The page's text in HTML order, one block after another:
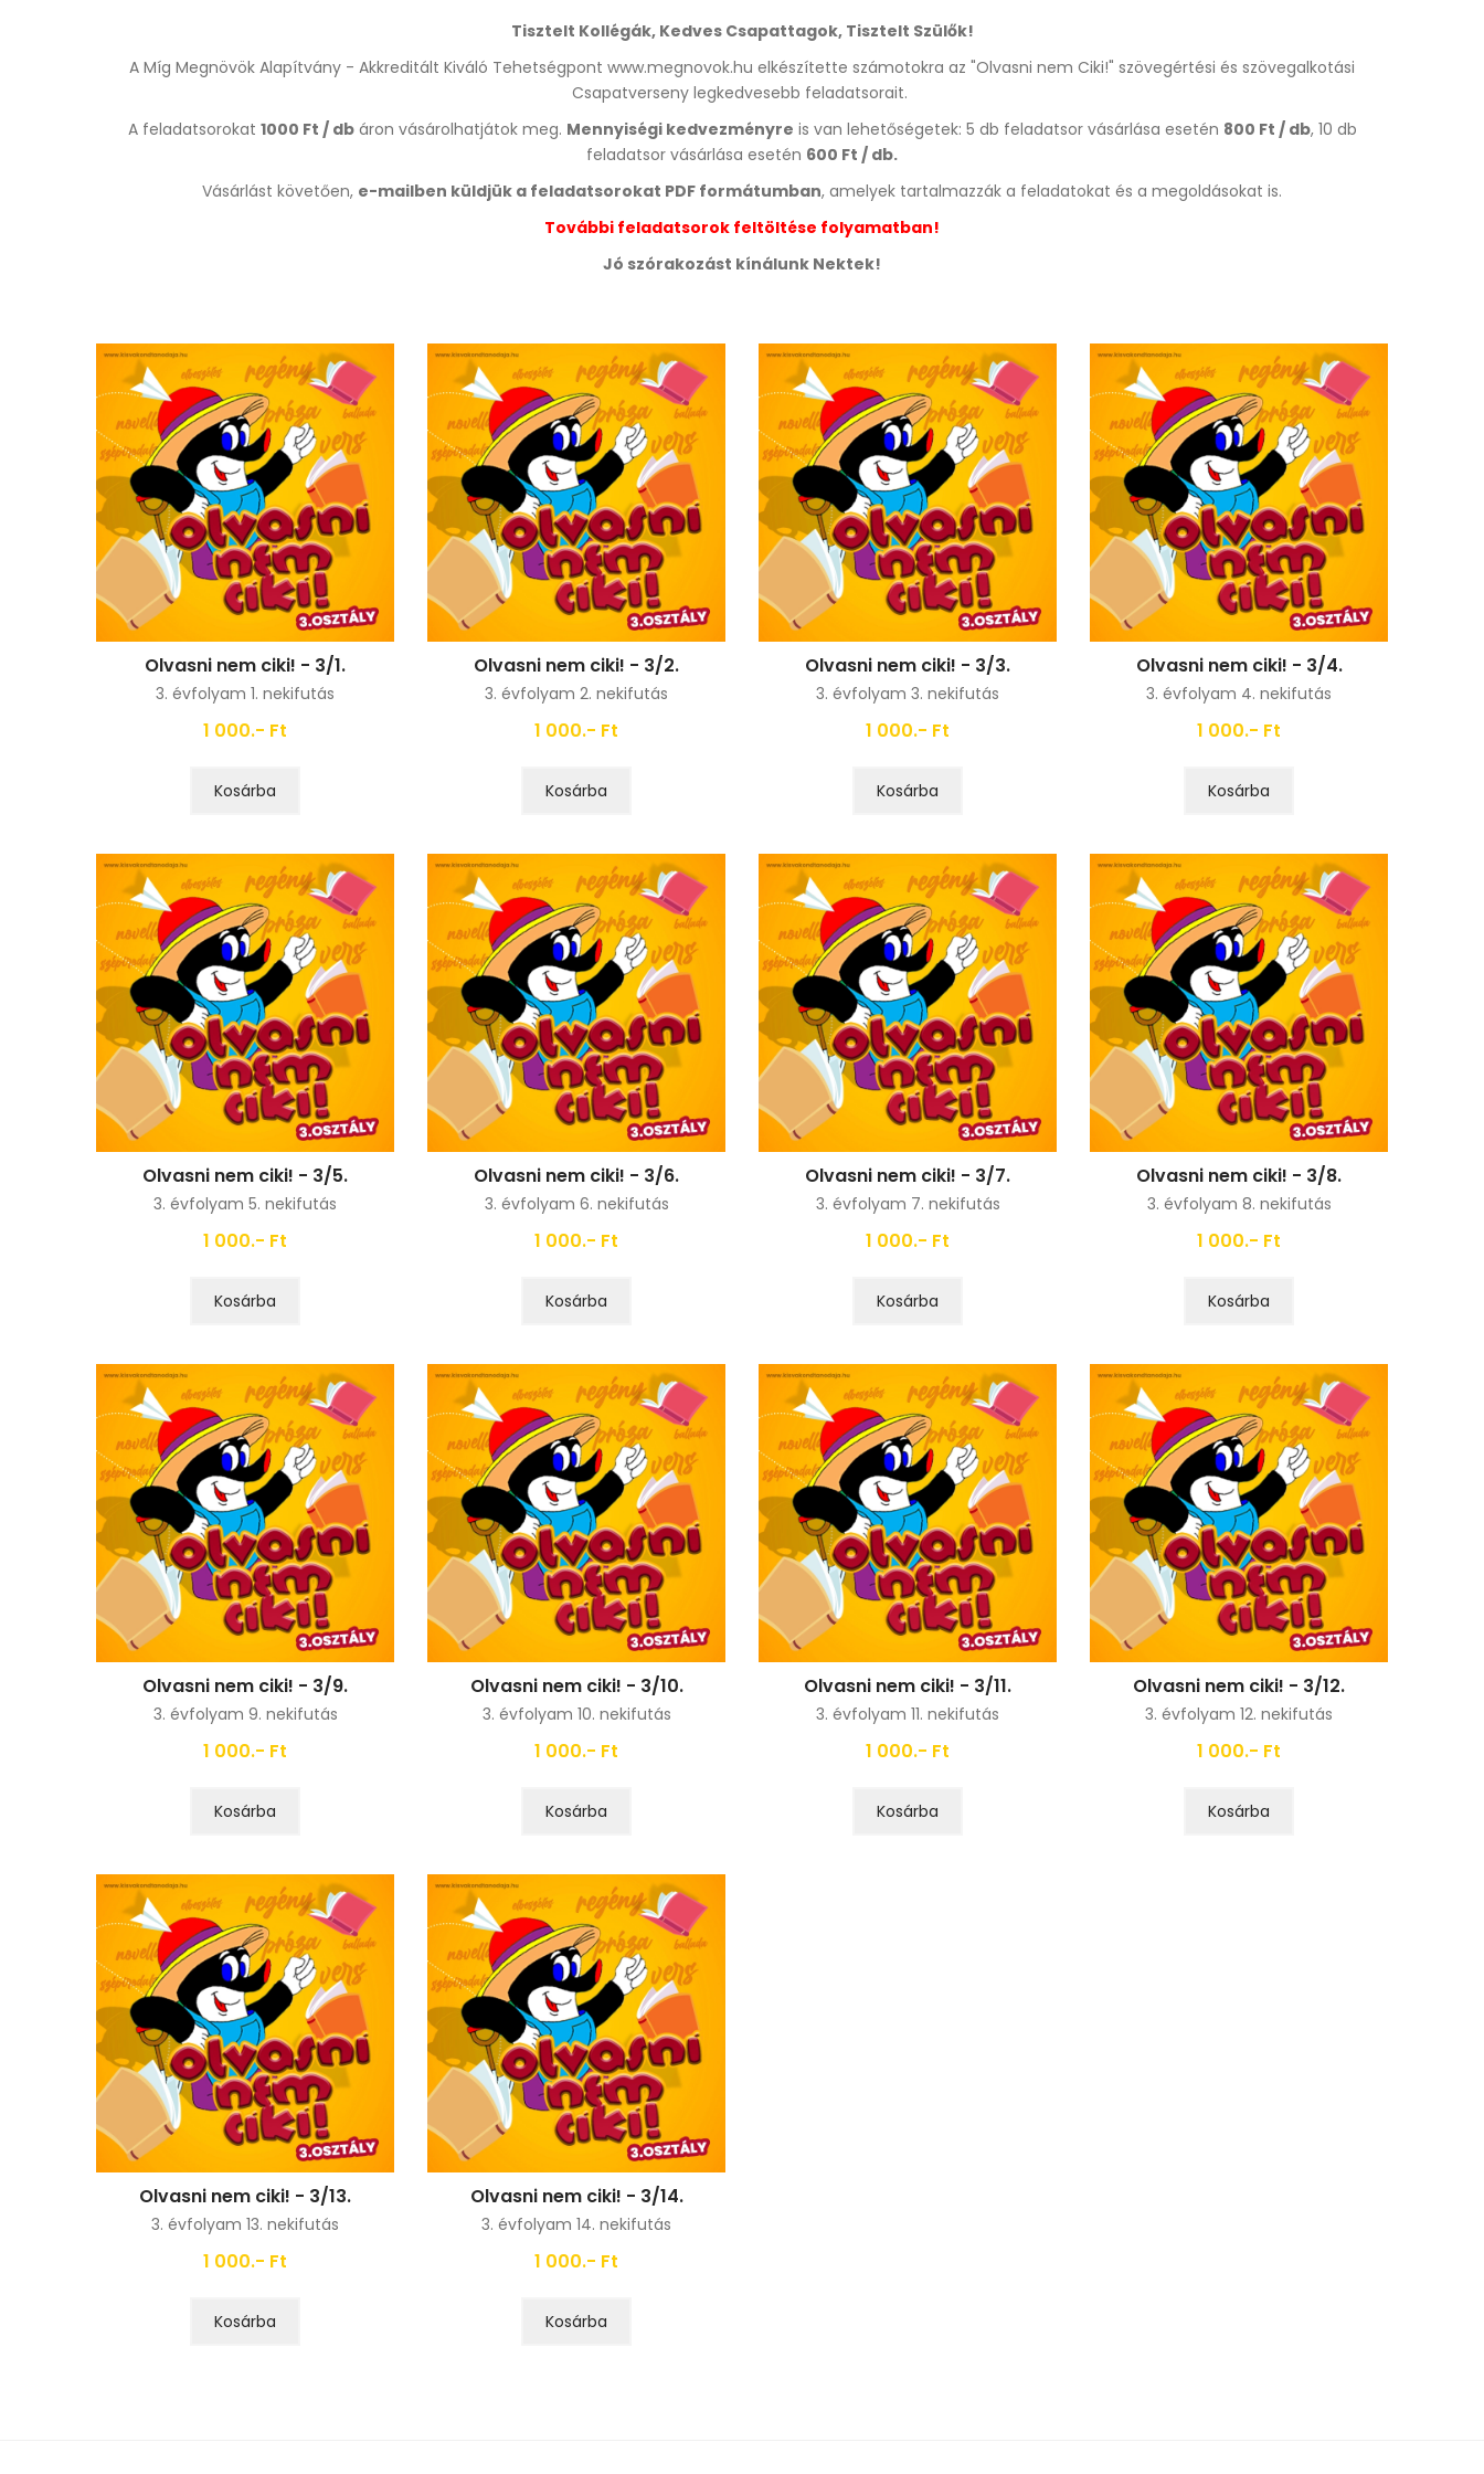
Csapatverseny
menetrendje:
Tisztelt Kollégák, Kedves Csapattagok, Tisztelt Szülők!
A Míg Megnövök Alapítvány - Akkreditált Kiváló Tehetségpont www.megnovok.hu elkészítette számotokra az "Olvasni nem Ciki!" szövegértési és szövegalkotási
Csapatverseny legkedvesebb feladatsorait.
A feladatsorokat 1000 Ft / dbáron vásárolhatjátok meg. Mennyiségi kedvezményre is van lehetőségetek: 5 db feladatsor vásárlása esetén 800 Ft / db, 10 db
feladatsor vásárlása esetén 600 Ft / db.
Vásárlást követően, e-mailben küldjük a feladatsorokat PDF formátumban, amelyek tartalmazzák a feladatokat és a megoldásokat is.
További feladatsorok feltöltése folyamatban!
Jó szórakozást kínálunk Nektek!
Olvasni nem ciki! - 3/1.
3. évfolyam 1. nekifutás
1 000.- Ft
Kosárba
Olvasni nem ciki! - 3/2.
3. évfolyam 2. nekifutás
1 000.- Ft
Kosárba
Olvasni nem ciki! - 3/3.
3. évfolyam 3. nekifutás
1 000.- Ft
Kosárba
Olvasni nem ciki! - 3/4.
3. évfolyam 4. nekifutás
1 000.- Ft
Kosárba
Olvasni nem ciki! - 3/5.
3. évfolyam 5. nekifutás
1 000.- Ft
Kosárba
Olvasni nem ciki! - 3/6.
3. évfolyam 6. nekifutás
1 000.- Ft
Kosárba
Olvasni nem ciki! - 3/7.
3. évfolyam 7. nekifutás
1 000.- Ft
Kosárba
Olvasni nem ciki! - 3/8.
3. évfolyam 8. nekifutás
1 000.- Ft
Kosárba
Olvasni nem ciki! - 3/9.
3. évfolyam 9. nekifutás
1 000.- Ft
Kosárba
Olvasni nem ciki! - 3/10.
3. évfolyam 10. nekifutás
1 000.- Ft
Kosárba
Olvasni nem ciki! - 3/11.
3. évfolyam 11. nekifutás
1 000.- Ft
Kosárba
Olvasni nem ciki! - 3/12.
3. évfolyam 12. nekifutás
1 000.- Ft
Kosárba
Olvasni nem ciki! - 3/13.
3. évfolyam 13. nekifutás
1 000.- Ft
Kosárba
Olvasni nem ciki! - 3/14.
3. évfolyam 14. nekifutás
1 000.- Ft
Kosárba